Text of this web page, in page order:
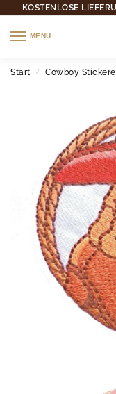
KOSTENLOSE
MENU
Start / Cowboy